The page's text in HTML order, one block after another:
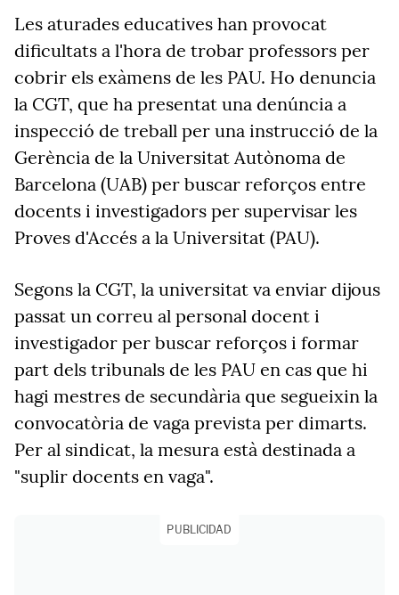
Les aturades educatives han provocat
dificultats a l'hora de trobar professors per
cobrir els exàmens de les PAU. Ho denuncia
la CGT, que ha presentat una denúncia a
inspecció de treball per una instrucció de la
Gerència de la Universitat Autònoma de
Barcelona (UAB) per buscar reforços entre
docents i investigadors per supervisar les
Proves d'Accés a la Universitat (PAU).
Segons la CGT, la universitat va enviar dijous
passat un correu al personal docent i
investigador per buscar reforços i formar
part dels tribunals de les PAU en cas que hi
hagi mestres de secundària que segueixin la
convocatòria de vaga prevista per dimarts.
Per al sindicat, la mesura està destinada a
"suplir docents en vaga".
PUBLICIDAD